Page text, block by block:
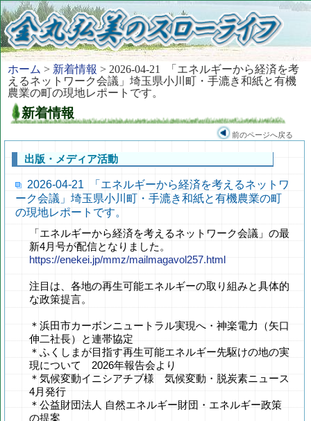
ホーム > 新着情報 > 2026-04-21 「エネルギーから経済を考
えるネットワーク会議」埼玉県小川町・手漉き和紙と有機
農業の町の現地レポートです。
新着情報
前のページへ戻る
出版・メディア活動
2026-04-21 「エネルギーから経済を考えるネットワ
ーク会議」埼玉県小川町・手漉き和紙と有機農業の町
の現地レポートです。
「エネルギーから経済を考えるネットワーク会議」の最
新4月号が配信となりました。
https://enekei.jp/mmz/mailmagavol257.html
注目は、各地の再生可能エネルギーの取り組みと具体的
な政策提言。
＊浜田市カーボンニュートラル実現へ・神楽電力（矢口
伸二社長）と連帯協定
＊ふくしまが目指す再生可能エネルギー先駆けの地の実
現について 2026年報告会より
＊気候変動イニシアチブ様 気候変動・脱炭素ニュース
4月発行
＊公益財団法人 自然エネルギー財団・エネルギー政策
の提案